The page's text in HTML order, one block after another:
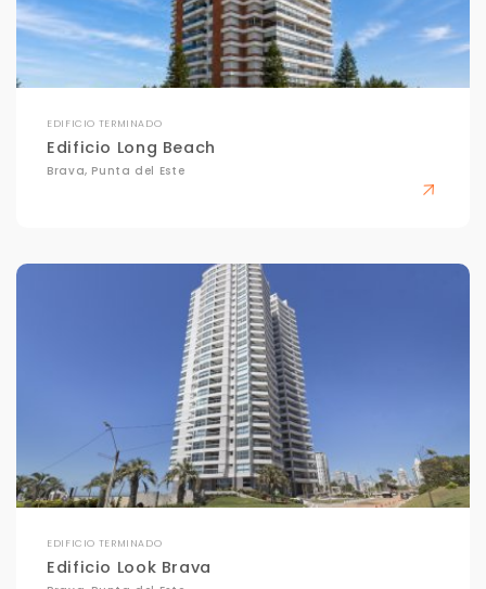
EDIFICIO TERMINADO
Edificio Long Beach
Brava, Punta del Este
EDIFICIO TERMINADO
Edificio Look Brava
Para responderte
mejor y más rápido
Déjanos tus datos para identificar tu consulta en el
sistema de gestión de clientes.
Tu nombre *
+598